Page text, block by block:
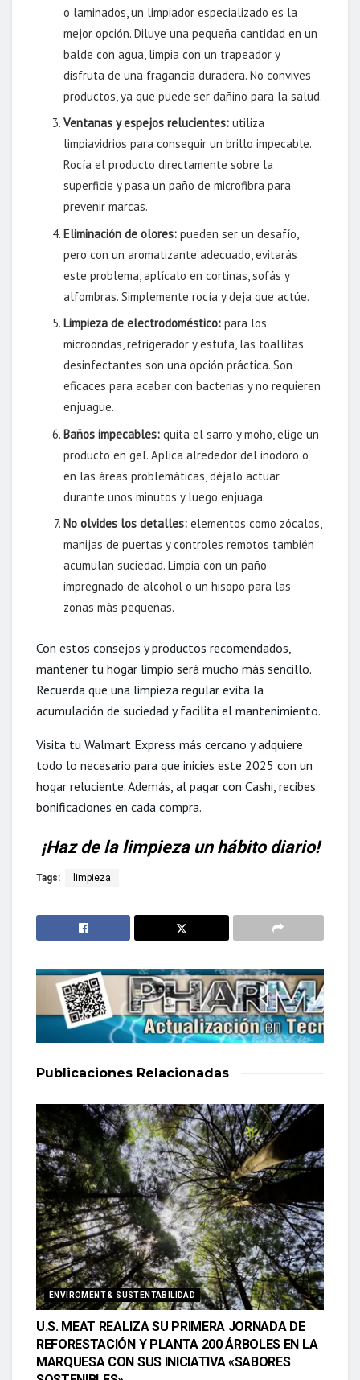
o laminados, un limpiador especializado es la
mejor opción. Diluye una pequeña cantidad en un
balde con agua, limpia con un trapeador y
disfruta de una fragancia duradera. No convives
productos, ya que puede ser dañino para la salud.
Ventanas y espejos relucientes: utiliza
limpiavidrios para conseguir un brillo impecable.
Rocía el producto directamente sobre la
superficie y pasa un paño de microfibra para
prevenir marcas.
Eliminación de olores: pueden ser un desafío,
pero con un aromatizante adecuado, evitarás
este problema, aplícalo en cortinas, sofás y
alfombras. Simplemente rocía y deja que actúe.
Limpieza de electrodoméstico: para los
microondas, refrigerador y estufa, las toallitas
desinfectantes son una opción práctica. Son
eficaces para acabar con bacterias y no requieren
enjuague.
Baños impecables: quita el sarro y moho, elige un
producto en gel. Aplica alrededor del inodoro o
en las áreas problemáticas, déjalo actuar
durante unos minutos y luego enjuaga.
No olvides los detalles: elementos como zócalos,
manijas de puertas y controles remotos también
acumulan suciedad. Limpia con un paño
impregnado de alcohol o un hisopo para las
zonas más pequeñas.
Con estos consejos y productos recomendados,
mantener tu hogar limpio será mucho más sencillo.
Recuerda que una limpieza regular evita la
acumulación de suciedad y facilita el mantenimiento.
Visita tu Walmart Express más cercano y adquiere
todo lo necesario para que inicies este 2025 con un
hogar reluciente. Además, al pagar con Cashi, recibes
bonificaciones en cada compra.
¡Haz de la limpieza un hábito diario!
Tags: limpieza
Publicaciones Relacionadas
ENVIROMENT & SUSTENTABILIDAD
U.S. MEAT REALIZA SU PRIMERA JORNADA DE
REFORESTACIÓN Y PLANTA 200 ÁRBOLES EN LA
MARQUESA CON SUS INICIATIVA «SABORES